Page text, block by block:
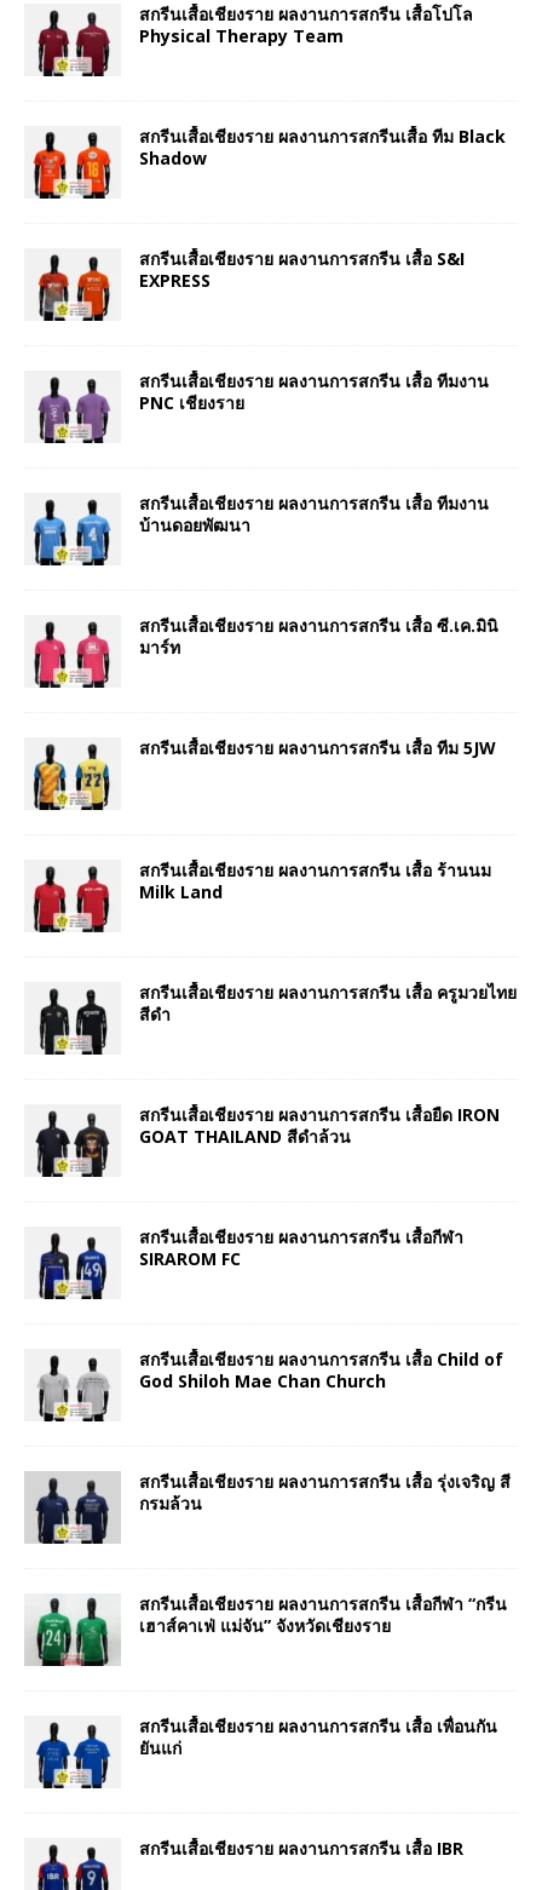
สกรีนเสื้อเชียงราย ผลงานการสกรีน เสื้อโปโล
Physical Therapy Team
สกรีนเสื้อเชียงราย ผลงานการสกรีนเสื้อ ทีม Black
Shadow
สกรีนเสื้อเชียงราย ผลงานการสกรีน เสื้อ S&I
EXPRESS
สกรีนเสื้อเชียงราย ผลงานการสกรีน เสื้อ ทีมงาน
PNC เชียงราย
สกรีนเสื้อเชียงราย ผลงานการสกรีน เสื้อ ทีมงาน
บ้านดอยพัฒนา
สกรีนเสื้อเชียงราย ผลงานการสกรีน เสื้อ ซี.เค.มินิ
มาร์ท
สกรีนเสื้อเชียงราย ผลงานการสกรีน เสื้อ ทีม 5JW
สกรีนเสื้อเชียงราย ผลงานการสกรีน เสื้อ ร้านนม
Milk Land
สกรีนเสื้อเชียงราย ผลงานการสกรีน เสื้อ ครูมวยไทย
สีดำ
สกรีนเสื้อเชียงราย ผลงานการสกรีน เสื้อยืด IRON
GOAT THAILAND สีดำล้วน
สกรีนเสื้อเชียงราย ผลงานการสกรีน เสื้อกีฬา
SIRAROM FC
สกรีนเสื้อเชียงราย ผลงานการสกรีน เสื้อ Child of
God Shiloh Mae Chan Church
สกรีนเสื้อเชียงราย ผลงานการสกรีน เสื้อ รุ่งเจริญ สี
กรมล้วน
สกรีนเสื้อเชียงราย ผลงานการสกรีน เสื้อกีฬา “กรีน
เฮาส์คาเฟ่ แม่จัน” จังหวัดเชียงราย
สกรีนเสื้อเชียงราย ผลงานการสกรีน เสื้อ เพื่อนกัน
ยันแก่
สกรีนเสื้อเชียงราย ผลงานการสกรีน เสื้อ IBR